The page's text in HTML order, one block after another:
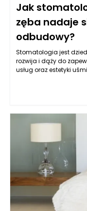
Jak
zęba nadaje
odbudowy?
Stomatologia jest
rozwija i dąży do
usług oraz estetyki
korzeni zęba, może
dysponuje
czy korzeń zęba
nowoczesnym
czy tomografia
podejmowane